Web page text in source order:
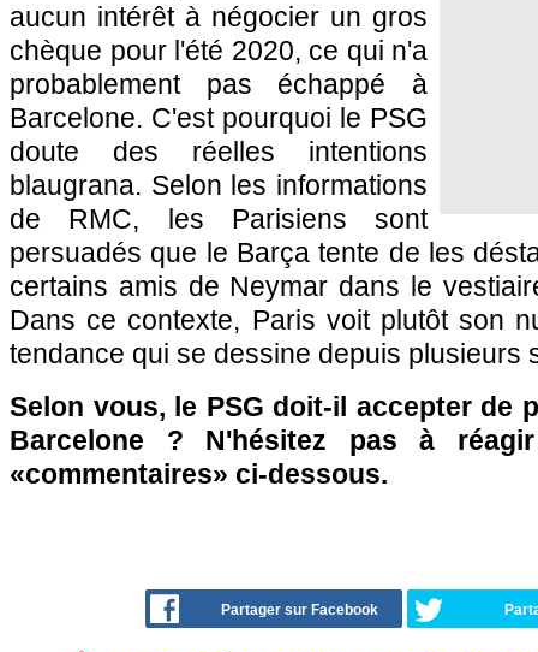
aucun intérêt à négocier un gros
chèque pour l'été 2020, ce qui n'a
probablement pas échappé à
Barcelone. C'est pourquoi le PSG
doute des réelles intentions
blaugrana. Selon les informations
de RMC, les Parisiens sont
persuadés que le Barça tente de les
certains amis de Neymar dans le
Dans ce contexte, Paris voit plutôt son
tendance qui se dessine depuis plusieurs
Selon vous, le PSG doit-il accepter de
Barcelone ? N'hésitez pas à
«commentaires» ci-dessous.
Partager sur Facebook